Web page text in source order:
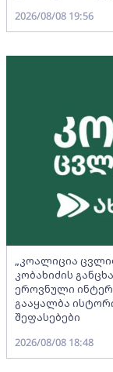
2026/08/08 19:56
„კოალიცია
კობახიძის
ეროვნული
გააყალბა
შეფასებები
2026/08/08 18:48